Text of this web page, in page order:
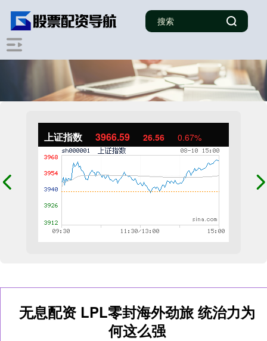
上证指数 3966.59 26.56 0.67%
无息配资 LPL零封海外劲旅 统治力为
何这么强